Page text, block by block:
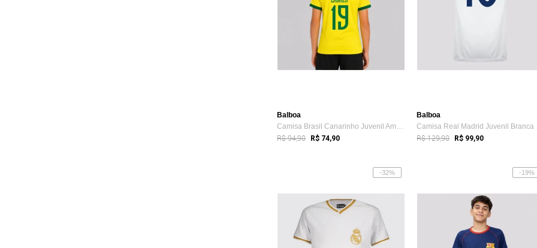
Balboa
Camisa Brasil Canarinho Juvenil Amarela 19 Endrick
R$ 94,90 R$ 74,90
Balboa
R$ 129,90 R$ 99,90
-32% -19%